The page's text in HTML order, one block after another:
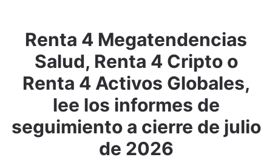
Renta 4 Megatendencias
Salud, Renta 4 Cripto o
Renta 4 Activos Globales,
lee los informes de
seguimiento a cierre de julio
de 2026